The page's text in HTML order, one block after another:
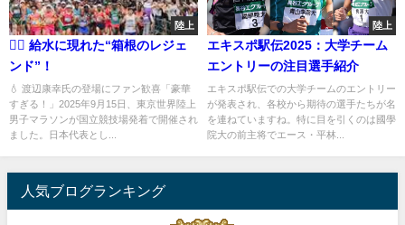
陸上
🏃‍♂️ 給水に現れた“箱根のレジェ
ンド”！
💧 渡辺康幸氏の登場にファン歓喜「豪華
すぎる！」2025年9月15日、東京世界陸上
男子マラソンが国立競技場発着で開催され
ました。日本代表とし...
陸上
エキスポ駅伝2025：大学チーム
エントリーの注目選手紹介
エキスポ駅伝での大学チームのエントリー
が発表され、各校から期待の選手たちが名
を連ねていますね。特に目を引くのは國學
院大の前主将でエース・平林...
人気ブログランキング